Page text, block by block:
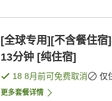
[全球专用][不含餐住
13分钟 [纯住宿]
18 8月前可免费取消 仅
更多套餐详情